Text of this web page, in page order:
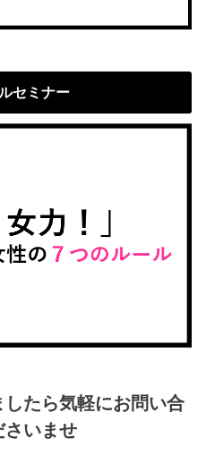
セミナー
たら気軽にお問い合
さいませ